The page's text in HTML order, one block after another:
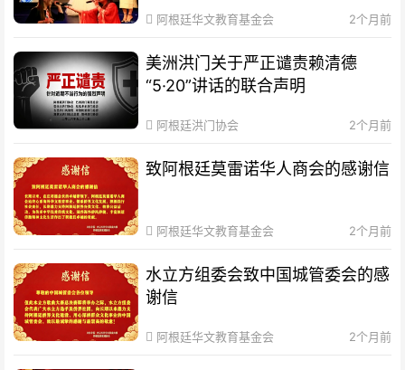
阿根廷华文教育基金会 2个月前
美洲洪门关于严正谴责赖清德
“5·20”讲话的联合声明
阿根廷洪门协会 2个月前
致阿根廷莫雷诺华人商会的感谢信
阿根廷华文教育基金会 2个月前
水立方组委会致中国城管委会的感
谢信
阿根廷华文教育基金会 2个月前